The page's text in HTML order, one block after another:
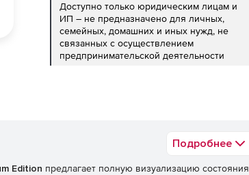
Доступно только юридическим лицам и
ИП – не предназначено для личных,
семейных, домашних и иных нужд, не
связанных с осуществлением
предпринимательской деятельности
Подробнее
Edition предлагает полную визуализацию состояния